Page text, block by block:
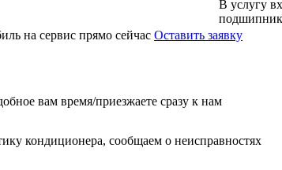
В услугу
на сервис прямо сейчас Оставить заявку
вам время/приезжаете сразу к нам
кондиционера, сообщаем о неисправностях